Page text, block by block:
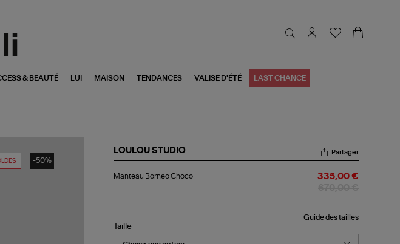
& BEAUTÉ LUI MAISON TENDANCES VALISE D'ÉTÉ LAST CHANCE
-50%
LOULOU STUDIO
Borneo
Partager
Manteau Borneo Choco 335,00 €
Guide des tailles
Taille